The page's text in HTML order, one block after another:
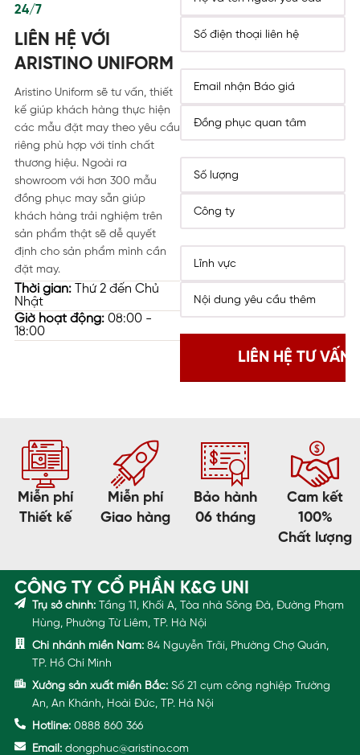
24/7
LIÊN HỆ VỚI
ARISTINO UNIFORM
Aristino Uniform sẽ tư vấn, thiết
kế giúp khách hàng thực hiện
các mẫu đặt may theo yêu cầu
riêng phù hợp với tính chất
thương hiệu. Ngoài ra
showroom với hơn 300 mẫu
đồng phục may sẵn giúp
khách hàng trải nghiệm trên
sản phẩm thật sẽ dễ quyết
định cho sản phẩm mình cần
đặt may.
Thời gian:Thứ 2 đến Chủ
Nhật
Giờ hoạt động:08:00 -
18:00
Miễn phí
Thiết kế
Miễn phí
Giao hàng
Bảo hành
06 tháng
Cam kết
100%
Chất lượng
CÔNG TY CỔ PHẦN K&G UNI
Trụ sở chính: Tầng 11, Khối A, Tòa nhà Sông Đà, Đường Phạm
Hùng, Phường Từ Liêm, TP. Hà Nội
Chi nhánh miền Nam: 84 Nguyễn Trãi, Phường Chợ Quán,
TP. Hồ Chí Minh
Xưởng sản xuất miền Bắc: Số 21 cụm công nghiệp Trường
An, An Khánh, Hoài Đức, TP. Hà Nội
Hotline: 0888 860 366
Email: dongphuc@aristino.com